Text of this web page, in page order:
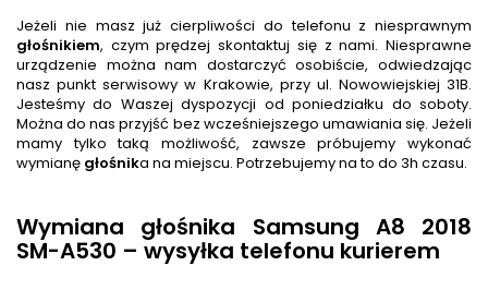
Jeżeli nie masz już cierpliwości do telefonu z niesprawnym
głośnikiem, czym prędzej skontaktuj się z nami. Niesprawne
urządzenie można nam dostarczyć osobiście, odwiedzając
nasz punkt serwisowy w Krakowie, przy ul. Nowowiejskiej 31B.
Jesteśmy do Waszej dyspozycji od poniedziałku do soboty.
Można do nas przyjść bez wcześniejszego umawiania się. Jeżeli
mamy tylko taką możliwość, zawsze próbujemy wykonać
wymianę głośnika na miejscu. Potrzebujemy na to do 3h czasu.
Wymiana głośnika Samsung A8 2018
SM-A530 – wysyłka telefonu kurierem